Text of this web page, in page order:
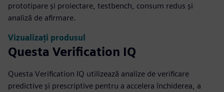
prototipare și proiectare, testbench, consum redus și
analiză de afirmare.
Vizualizați produsul
Questa Verification IQ
Questa Verification IQ utilizează analize de verificare
predictive și prescriptive pentru a accelera închiderea, a